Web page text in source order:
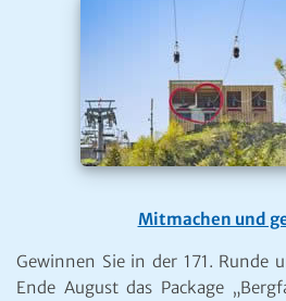
Mitmachen und
Gewinnen Sie in der 171. Runde
Ende August das Package